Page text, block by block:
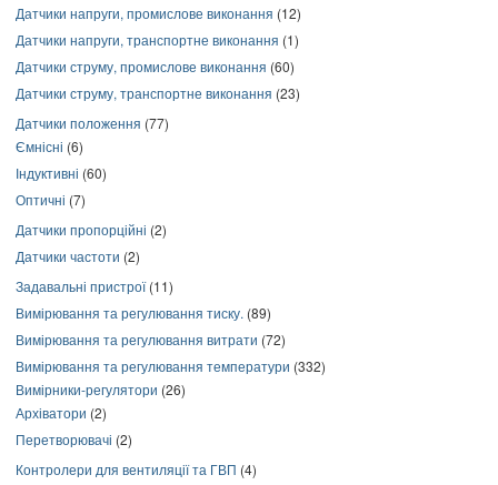
Датчики напруги, промислове виконання (12)
Датчики напруги, транспортне виконання (1)
Датчики струму, промислове виконання (60)
Датчики струму, транспортне виконання (23)
Датчики положення (77)
Ємнісні (6)
Індуктивні (60)
Оптичні (7)
Датчики пропорційні (2)
Датчики частоти (2)
Задавальні пристрої(11)
Вимірювання та регулювання тиску. (89)
Вимірювання та регулювання витрати (72)
Вимірювання та регулювання температури (332)
Вимірники-регулятори (26)
Архіватори (2)
Перетворювачі (2)
Контролери для вентиляції та ГВП (4)